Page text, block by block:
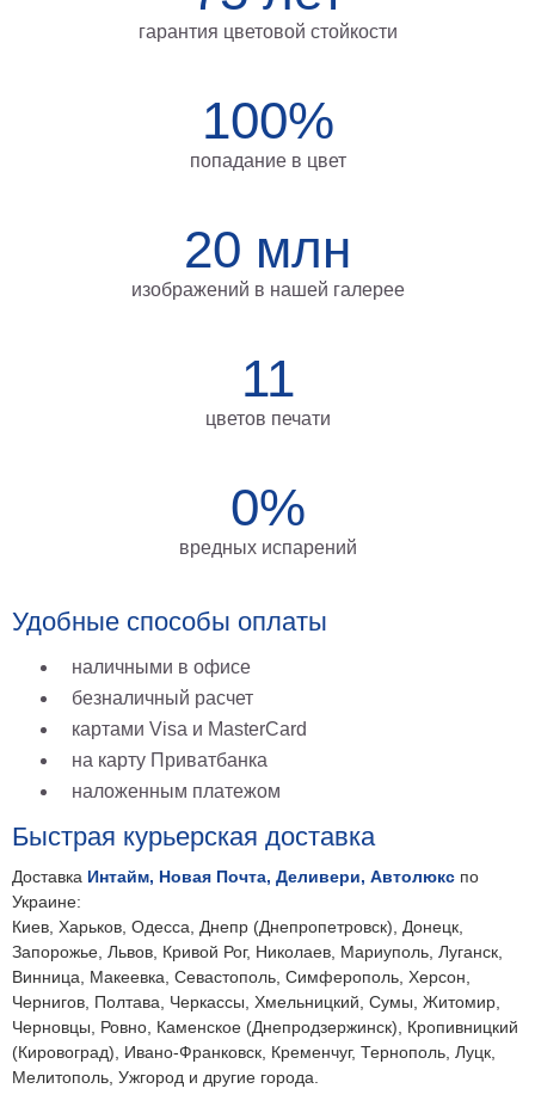
больших
размеров
Наши
гарантия цветовой стойкости
100%
попадание в цвет
20 млн
изображений в нашей галерее
11
цветов печати
0%
вредных испарений
Удобные способы оплаты
наличными в офисе
безналичный расчет
картами Visa и MasterCard
на карту Приватбанка
наложенным платежом
Быстрая курьерская доставка
Доставка Интайм, Новая Почта, Деливери, Автолюкс по
Украине:
Киев, Харьков, Одесса, Днепр (Днепропетровск), Донецк,
Запорожье, Львов, Кривой Рог, Николаев, Мариуполь, Луганск,
Винница, Макеевка, Севастополь, Симферополь, Херсон,
Чернигов, Полтава, Черкассы, Хмельницкий, Сумы, Житомир,
Черновцы, Ровно, Каменское (Днепродзержинск), Кропивницкий
(Кировоград), Ивано-Франковск, Кременчуг, Тернополь, Луцк,
Мелитополь, Ужгород и другие города.